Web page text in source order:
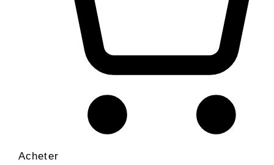
Acheter